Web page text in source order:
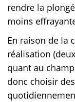
rendre la
moins
En raison de la
réalisation
quant au
donc choisir